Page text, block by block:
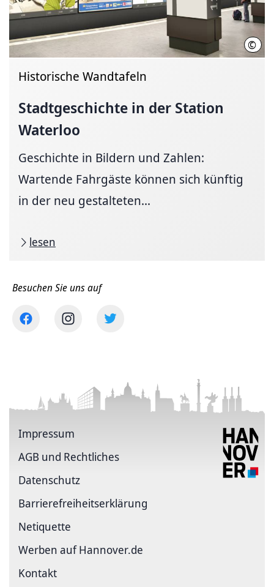
©
Historische Wandtafeln
Stadtgeschichte in der Station
Waterloo
Geschichte in Bildern und Zahlen:
Wartende Fahrgäste können sich künftig
in der neu gestalteten...
lesen
Besuchen Sie uns auf
Impressum
AGB und Rechtliches
Datenschutz
Barriere­freiheits­erklärung
Netiquette
Werben auf Hannover.de
Kontakt